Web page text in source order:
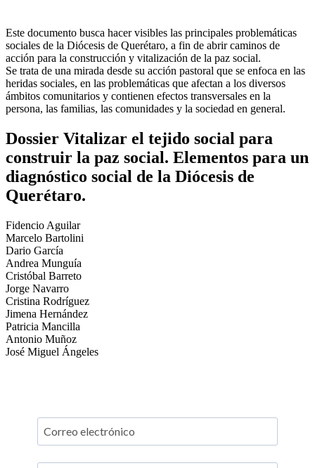
Este documento busca hacer visibles las principales problemáticas
sociales de la Diócesis de Querétaro, a fin de abrir caminos de
acción para la construcción y vitalización de la paz social.
Se trata de una mirada desde su acción pastoral que se enfoca en las
heridas sociales, en las problemáticas que afectan a los diversos
ámbitos comunitarios y contienen efectos transversales en la
persona, las familias, las comunidades y la sociedad en general.
Dossier Vitalizar el tejido social para
construir la paz social. Elementos para un
diagnóstico social de la Diócesis de
Querétaro.
Fidencio Aguilar
Marcelo Bartolini
Dario García
Andrea Munguía
Cristóbal Barreto
Jorge Navarro
Cristina Rodríguez
Jimena Hernández
Patricia Mancilla
Antonio Muñoz
José Miguel Ángeles